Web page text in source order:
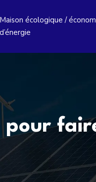
Maison écologique /
d’énergie
pour